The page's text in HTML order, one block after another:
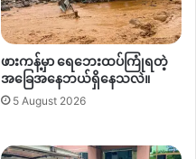
ဖားကန့်မှာ ရေဘေးထပ်ကြုံရတဲ့
အခြေအနေဘယ်ရှိနေသလဲ။
5 August 2026